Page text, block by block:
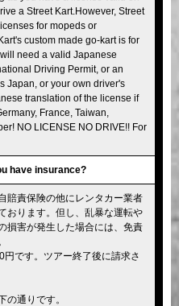
a Street Kart.However, Street
for mopeds or
custom made go-kart is for
need a valid Japanese
Driving Permit, or an
Japan, or your own driver's
translation of the license if
France, Taiwan,
NO LICENSE NO DRIVE!! For
have insurance?
賠責保険の他にレンタカー業者
おります。但し、乱暴な運転や
損害が発生した場合には、免責
です。ツアー終了後に請求さ
の通りです。